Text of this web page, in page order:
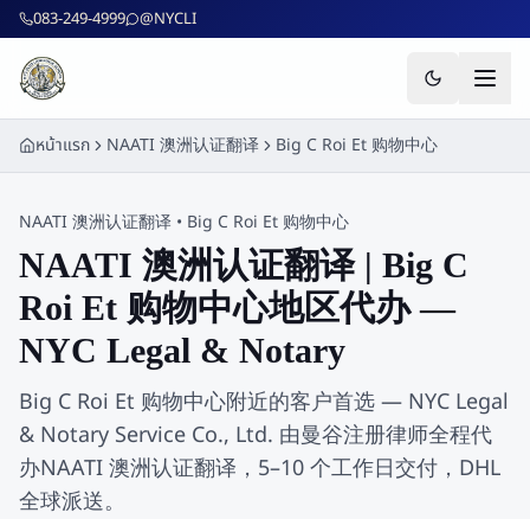
ข้ามไปยังเนื้อหาหลัก
083-249-4999 @NYCLI
หน้าแรก NAATI 澳洲认证翻译 Big C Roi Et 购物中心
NAATI 澳洲认证翻译 • Big C Roi Et 购物中心
NAATI 澳洲认证翻译 | Big C
Roi Et 购物中心地区代办 —
NYC Legal & Notary
Big C Roi Et 购物中心附近的客户首选 — NYC Legal
& Notary Service Co., Ltd. 由曼谷注册律师全程代
办NAATI 澳洲认证翻译，5–10 个工作日交付，DHL
全球派送。